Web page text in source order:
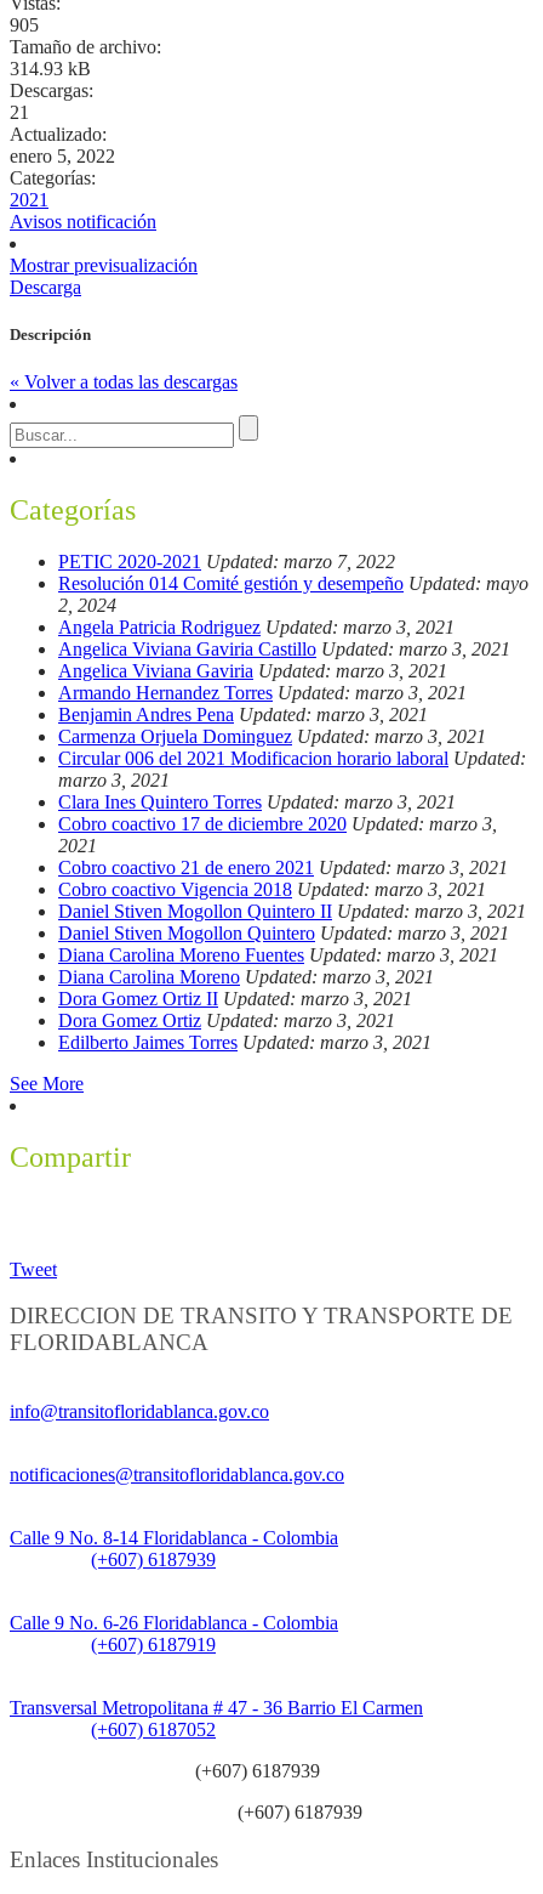
905
Tamaño de archivo:
314.93 kB
Descargas:
21
Actualizado:
enero 5, 2022
Categorías:
2021
Avisos notificación
Mostrar previsualización
Descarga
Descripción
« Volver a todas las descargas
Categorías
PETIC 2020-2021 Updated: marzo 7, 2022
Resolución 014 Comité gestión y desempeño Updated: mayo
2, 2024
Angela Patricia Rodriguez Updated: marzo 3, 2021
Angelica Viviana Gaviria Castillo Updated: marzo 3, 2021
Angelica Viviana Gaviria Updated: marzo 3, 2021
Armando Hernandez Torres Updated: marzo 3, 2021
Benjamin Andres Pena Updated: marzo 3, 2021
Carmenza Orjuela Dominguez Updated: marzo 3, 2021
Circular 006 del 2021 Modificacion horario laboral Updated:
marzo 3, 2021
Clara Ines Quintero Torres Updated: marzo 3, 2021
Cobro coactivo 17 de diciembre 2020 Updated: marzo 3,
2021
Cobro coactivo 21 de enero 2021 Updated: marzo 3, 2021
Cobro coactivo Vigencia 2018 Updated: marzo 3, 2021
Daniel Stiven Mogollon Quintero II Updated: marzo 3, 2021
Daniel Stiven Mogollon Quintero Updated: marzo 3, 2021
Diana Carolina Moreno Fuentes Updated: marzo 3, 2021
Diana Carolina Moreno Updated: marzo 3, 2021
Dora Gomez Ortiz II Updated: marzo 3, 2021
Dora Gomez Ortiz Updated: marzo 3, 2021
Edilberto Jaimes Torres Updated: marzo 3, 2021
See More
Compartir
Tweet
DIRECCION DE TRANSITO Y TRANSPORTE DE
FLORIDABLANCA
info@transitofloridablanca.gov.co
notificaciones@transitofloridablanca.gov.co
Calle 9 No. 8-14 Floridablanca - Colombia
(+607) 6187939
Calle 9 No. 6-26 Floridablanca - Colombia
(+607) 6187919
Transversal Metropolitana # 47 - 36 Barrio El Carmen
(+607) 6187052
(+607) 6187939
(+607) 6187939
Enlaces Institucionales